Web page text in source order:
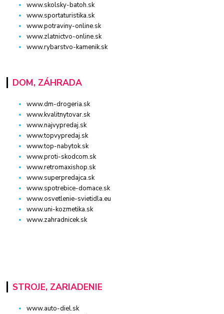
www.skolsky-batoh.sk
www.sportaturistika.sk
www.potraviny-online.sk
www.zlatnictvo-online.sk
www.rybarstvo-kamenik.sk
DOM, ZÁHRADA
www.dm-drogeria.sk
www.kvalitnytovar.sk
www.najvypredaj.sk
www.topvypredaj.sk
www.top-nabytok.sk
www.proti-skodcom.sk
www.retromaxishop.sk
www.superpredajca.sk
www.spotrebice-domace.sk
www.osvetlenie-svietidla.eu
www.uni-kozmetika.sk
www.zahradnicek.sk
STROJE, ZARIADENIE
www.auto-diel.sk